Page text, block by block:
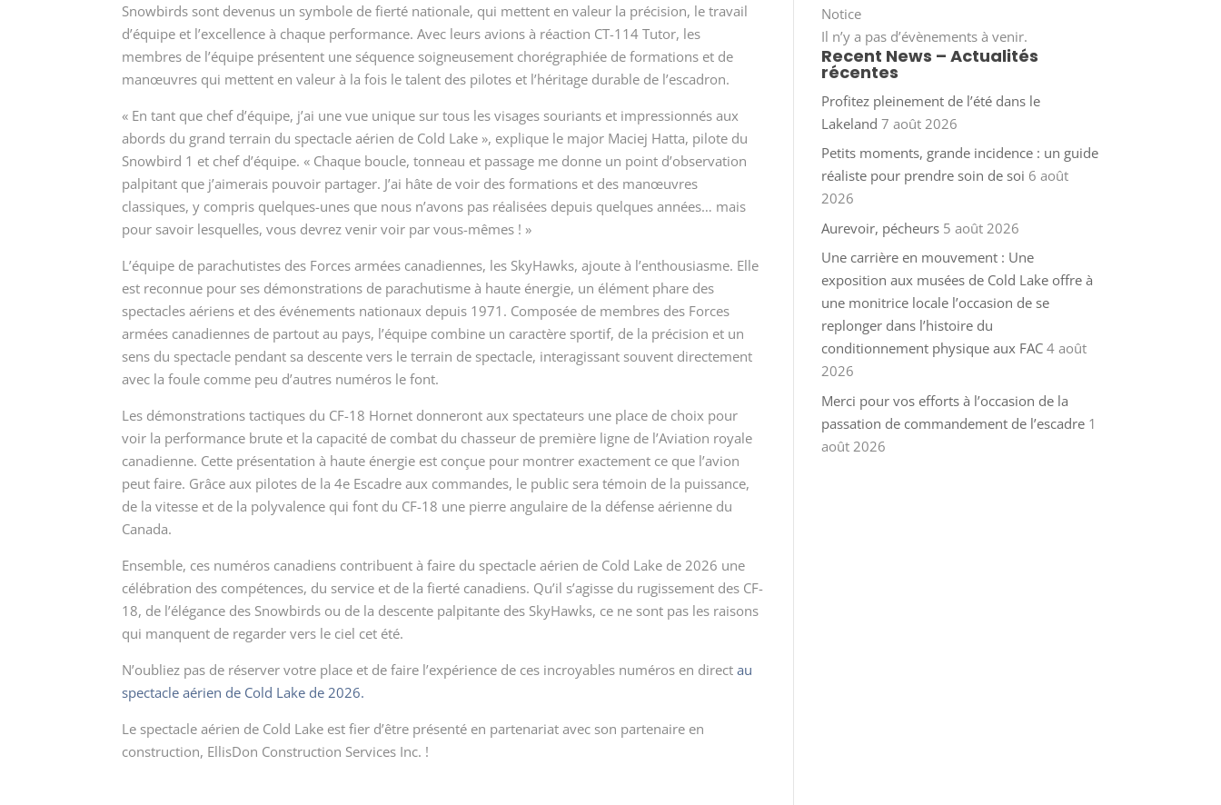
Snowbirds sont devenus un symbole de fierté nationale, qui mettent en valeur la précision, le travail
d’équipe et l’excellence à chaque performance. Avec leurs avions à réaction CT-114 Tutor, les
membres de l’équipe présentent une séquence soigneusement chorégraphiée de formations et de
manœuvres qui mettent en valeur à la fois le talent des pilotes et l’héritage durable de l’escadron.
« En tant que chef d’équipe, j’ai une vue unique sur tous les visages souriants et impressionnés aux
abords du grand terrain du spectacle aérien de Cold Lake », explique le major Maciej Hatta, pilote du
Snowbird 1 et chef d’équipe. « Chaque boucle, tonneau et passage me donne un point d’observation
palpitant que j’aimerais pouvoir partager. J’ai hâte de voir des formations et des manœuvres
classiques, y compris quelques-unes que nous n’avons pas réalisées depuis quelques années… mais
pour savoir lesquelles, vous devrez venir voir par vous-mêmes ! »
L’équipe de parachutistes des Forces armées canadiennes, les SkyHawks, ajoute à l’enthousiasme. Elle
est reconnue pour ses démonstrations de parachutisme à haute énergie, un élément phare des
spectacles aériens et des événements nationaux depuis 1971. Composée de membres des Forces
armées canadiennes de partout au pays, l’équipe combine un caractère sportif, de la précision et un
sens du spectacle pendant sa descente vers le terrain de spectacle, interagissant souvent directement
avec la foule comme peu d’autres numéros le font.
Les démonstrations tactiques du CF-18 Hornet donneront aux spectateurs une place de choix pour
voir la performance brute et la capacité de combat du chasseur de première ligne de l’Aviation royale
canadienne. Cette présentation à haute énergie est conçue pour montrer exactement ce que l’avion
peut faire. Grâce aux pilotes de la 4e Escadre aux commandes, le public sera témoin de la puissance,
de la vitesse et de la polyvalence qui font du CF-18 une pierre angulaire de la défense aérienne du
Canada.
Ensemble, ces numéros canadiens contribuent à faire du spectacle aérien de Cold Lake de 2026 une
célébration des compétences, du service et de la fierté canadiens. Qu’il s’agisse du rugissement des CF-
18, de l’élégance des Snowbirds ou de la descente palpitante des SkyHawks, ce ne sont pas les raisons
qui manquent de regarder vers le ciel cet été.
N’oubliez pas de réserver votre place et de faire l’expérience de ces incroyables numéros en direct au
spectacle aérien de Cold Lake de 2026.
Le spectacle aérien de Cold Lake est fier d’être présenté en partenariat avec son partenaire en
construction, EllisDon Construction Services Inc. !
Notice
Il n’y a pas d’évènements à venir.
Recent News – Actualités
récentes
Profitez pleinement de l’été dans le
Lakeland 7 août 2026
Petits moments, grande incidence : un guide
réaliste pour prendre soin de soi 6 août
2026
Aurevoir, pécheurs 5 août 2026
Une carrière en mouvement : Une
exposition aux musées de Cold Lake offre à
une monitrice locale l’occasion de se
replonger dans l’histoire du
conditionnement physique aux FAC 4 août
2026
Merci pour vos efforts à l’occasion de la
passation de commandement de l’escadre 1
août 2026